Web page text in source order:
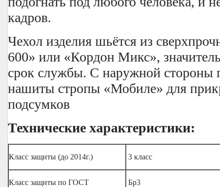
кадров.
Чехол изделия шьётся из
600» или «Кордон Микс»,
срок службы. С наружной стороны
нашиты стропы «Мобиле» для
подсумков
Технические характеристики:
Класс защиты (до 2014г.) 3 класс
Класс защиты по ГОСТ Бр3